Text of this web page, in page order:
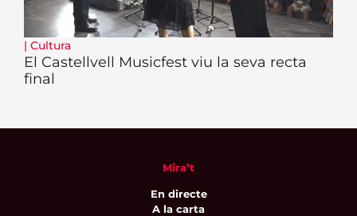
| Cultura
El Castellvell Musicfest viu la seva recta
final
Mira’t
En directe
A la carta